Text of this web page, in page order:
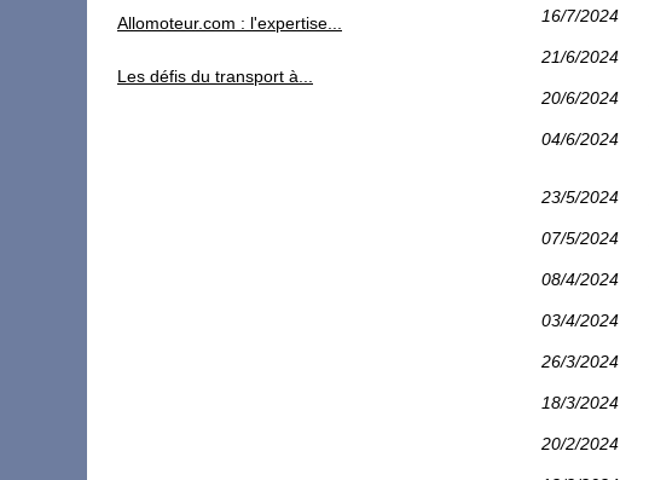
16/7/2024
21/6/2024
20/6/2024
04/6/2024
23/5/2024
07/5/2024
08/4/2024
03/4/2024
26/3/2024
18/3/2024
20/2/2024
Allomoteur.com : l'expertise...
Les défis du transport à...